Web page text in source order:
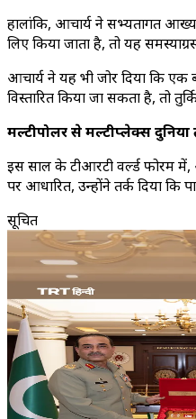
हालांकि, आचार्य ने सभ्यतागत
लिए किया जाता है, तो यह
आचार्य ने यह भी जोर दिया कि
विस्तारित किया जा सकता है, तो
मल्टीपोलर से मल्टीप्लेक्स
इस साल के टीआरटी वर्ल्ड फोरम में,
पर आधारित, उन्होंने तर्क दिया कि
सूचित